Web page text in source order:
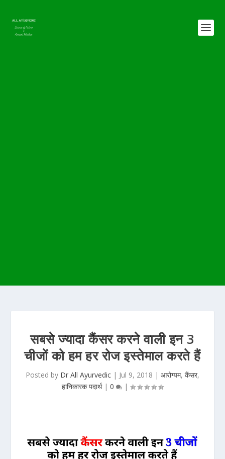
सबसे ज्यादा कैंसर करने वाली इन 3
चीजों को हम हर रोज इस्तेमाल करते हैं
Posted by Dr All Ayurvedic | Jul 9, 2018 | आरोग्यम, कैंसर,
हानिकारक पदार्थ| 0 |